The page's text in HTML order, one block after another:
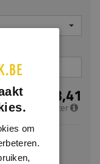
€ 3,41
per meter
levertijd
om